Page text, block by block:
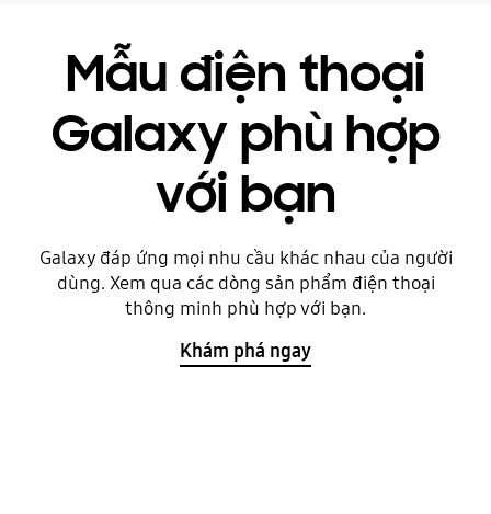
Mẫu điện thoại
Galaxy phù hợp
với bạn
Galaxy đáp ứng mọi nhu cầu khác nhau của người
dùng. Xem qua các dòng sản phẩm điện thoại
thông minh phù hợp với bạn.
Khám phá ngay